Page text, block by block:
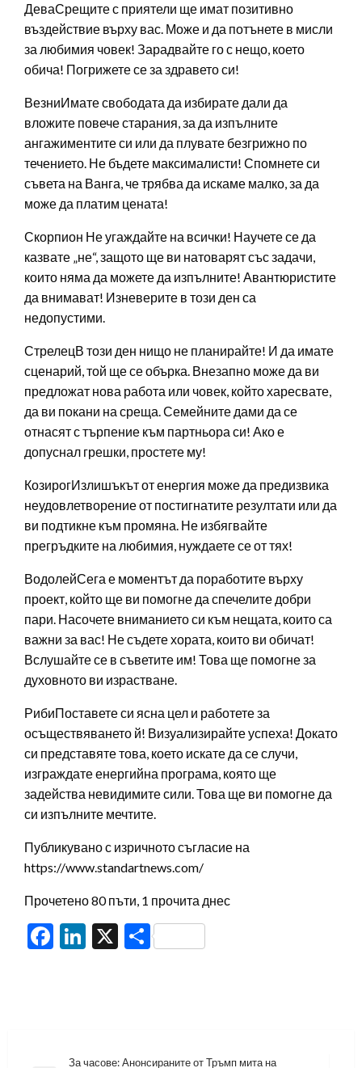
ДеваСрещите с приятели ще имат позитивно
въздействие върху вас. Може и да потънете в мисли
за любимия човек! Зарадвайте го с нещо, което
обича! Погрижете се за здравето си!
ВезниИмате свободата да избирате дали да
вложите повече старания, за да изпълните
ангажиментите си или да плувате безгрижно по
течението. Не бъдете максималисти! Спомнете си
съвета на Ванга, че трябва да искаме малко, за да
може да платим цената!
Скорпион Не угаждайте на всички! Научете се да
казвате „не“, защото ще ви натоварят със задачи,
които няма да можете да изпълните! Авантюристите
да внимават! Изневерите в този ден са
недопустими.
СтрелецВ този ден нищо не планирайте! И да имате
сценарий, той ще се обърка. Внезапно може да ви
предложат нова работа или човек, който харесвате,
да ви покани на среща. Семейните дами да се
отнасят с търпение към партньора си! Ако е
допуснал грешки, простете му!
КозирогИзлишъкът от енергия може да предизвика
неудовлетворение от постигнатите резултати или да
ви подтикне към промяна. Не избягвайте
прегръдките на любимия, нуждаете се от тях!
ВодолейСега е моментът да поработите върху
проект, който ще ви помогне да спечелите добри
пари. Насочете вниманието си към нещата, които са
важни за вас! Не съдете хората, които ви обичат!
Вслушайте се в съветите им! Това ще помогне за
духовното ви израстване.
РибиПоставете си ясна цел и работете за
осъществяването й! Визуализирайте успеха! Докато
си представяте това, което искате да се случи,
изграждате енергийна програма, която ще
задейства невидимите сили. Това ще ви помогне да
си изпълните мечтите.
Публикувано с изричното съгласие на
https://www.standartnews.com/
Прочетено 80 пъти, 1 прочита днес
Facebook
LinkedIn
X Share
За часове: Анонсираните от Тръмп мита на